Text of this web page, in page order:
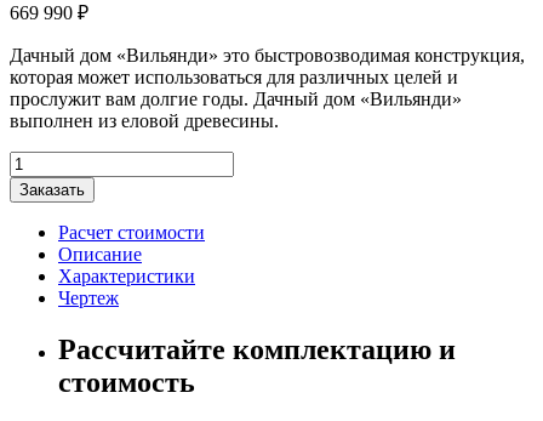
669 990 ₽
Дачный дом «Вильянди» это быстровозводимая конструкция,
которая может использоваться для различных целей и
прослужит вам долгие годы. Дачный дом «Вильянди»
выполнен из еловой древесины.
Количество
товара
Дачный
дом
"Вильянди"
6х6м
Заказать
Расчет стоимости
Описание
Характеристики
Чертеж
Рассчитайте комплектацию и
стоимость